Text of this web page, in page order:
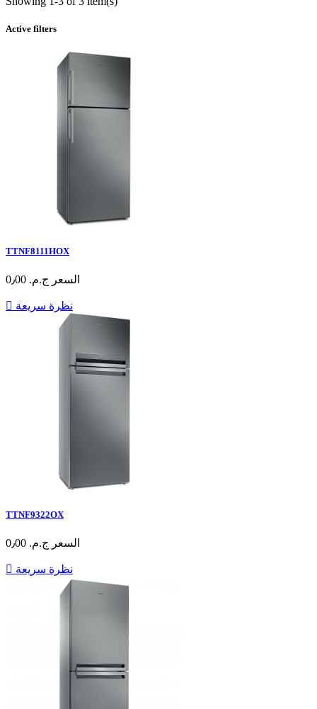
Active filters
TTNF8111HOX
السعر ج.م.‏ 0٫00
 نظرة سريعة
TTNF9322OX
السعر ج.م.‏ 0٫00
 نظرة سريعة